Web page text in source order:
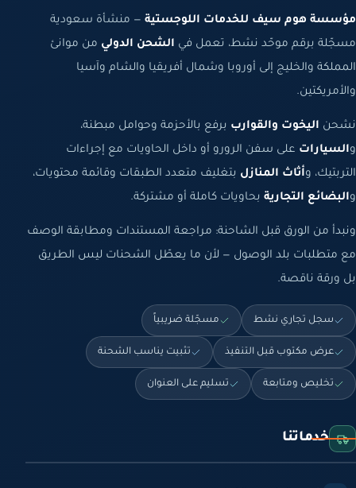
مؤسسة هوم سيف للخدمات اللوجستية — منشأة سعودية
مسجّلة برقم موحّد نشط، تعمل في الشحن الدولي من موانئ
المملكة والخليج إلى أوروبا وشمال أفريقيا والشام وآسيا
والأمريكتين.
نشحن اليخوت والقوارب برفع بالأحزمة وحوامل مبطنة،
والسيارات على سفن الرورو أو داخل الحاويات مع إجراءات
التربتيك، وأثاث المنازل بتغليف متعدد الطبقات وقائمة محتويات،
والبضائع التجارية بحاويات كاملة أو مشتركة.
ونبدأ من الورق قبل الشاحنة: مراجعة المستندات ومطابقة الوصف
مع متطلبات بلد الوصول — لأن ما يعطّل الشحنات ليس الطريق
بل ورقة ناقصة.
سجل تجاري نشط مسجّلة ضريبياً
عرض مكتوب قبل التنفيذ تثبيت يناسب الشحنة
تخليص ومتابعة تسليم على العنوان
خدماتنا